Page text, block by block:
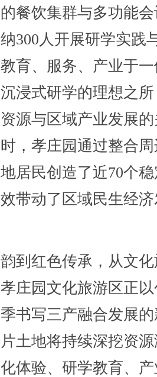
餐饮集群与多功能
300人开展研学实践
育、服务、产业于
浸式研学的理想之
源与区域产业发展
，孝庄园通过整合
居民创造了近70个
带动了区域民生经
红色传承，从文化
庄园文化旅游区正
书写三产融合发展
土地将持续深挖资
体验、研学教育、